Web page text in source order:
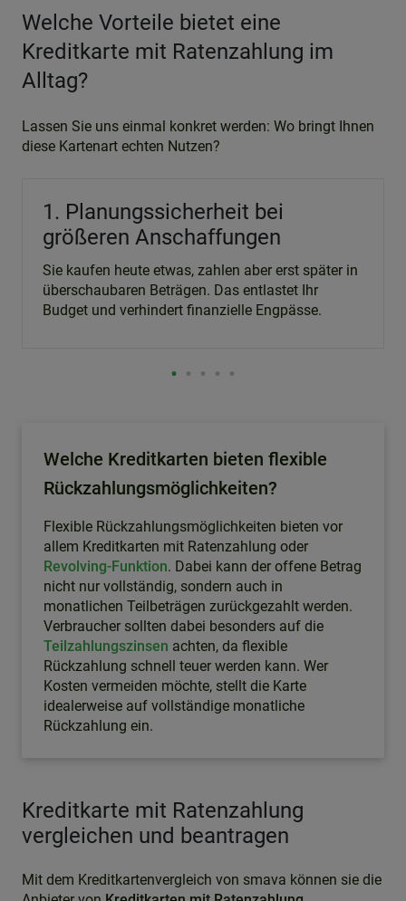
Welche Vorteile bietet eine
Kreditkarte mit Ratenzahlung im
Alltag?
Lassen Sie uns einmal konkret werden: Wo bringt Ihnen
diese Kartenart echten Nutzen?
1. Planungssicherheit bei
größeren Anschaffungen
Sie kaufen heute etwas, zahlen aber erst später in
überschaubaren Beträgen. Das entlastet Ihr
Budget und verhindert finanzielle Engpässe.
Welche Kreditkarten bieten flexible
Rückzahlungsmöglichkeiten?
Flexible Rückzahlungsmöglichkeiten bieten vor
allem Kreditkarten mit Ratenzahlung oder
Revolving-Funktion. Dabei kann der offene Betrag
nicht nur vollständig, sondern auch in
monatlichen Teilbeträgen zurückgezahlt werden.
Verbraucher sollten dabei besonders auf die
Teilzahlungszinsen achten, da flexible
Rückzahlung schnell teuer werden kann. Wer
Kosten vermeiden möchte, stellt die Karte
idealerweise auf vollständige monatliche
Rückzahlung ein.
Kreditkarte mit Ratenzahlung
vergleichen und beantragen
Mit dem Kreditkartenvergleich von smava können sie die